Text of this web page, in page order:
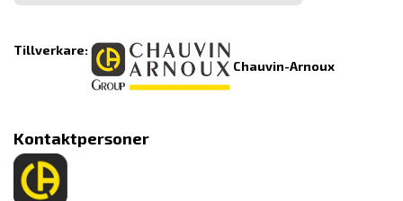
Tillverkare:
Chauvin-Arnoux
Kontaktpersoner